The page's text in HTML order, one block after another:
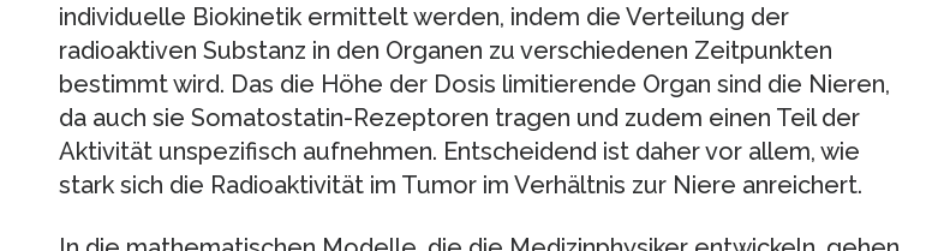
individuelle Biokinetik ermittelt werden, indem die Verteilung der
radioaktiven Substanz in den Organen zu verschiedenen Zeitpunkten
bestimmt wird. Das die Höhe der Dosis limitierende Organ sind die Nieren,
da auch sie Somatostatin-Rezeptoren tragen und zudem einen Teil der
Aktivität unspezifisch aufnehmen. Entscheidend ist daher vor allem, wie
stark sich die Radioaktivität im Tumor im Verhältnis zur Niere anreichert.